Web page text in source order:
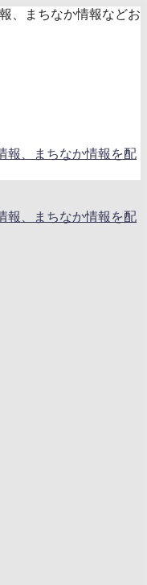
、まちなか情報などお